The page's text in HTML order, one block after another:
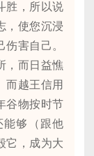
胜，所以说
，使您沉浸
害自己。
，而日益憔
而越王信用
谷物按时节
能够（跟他
它，成为大